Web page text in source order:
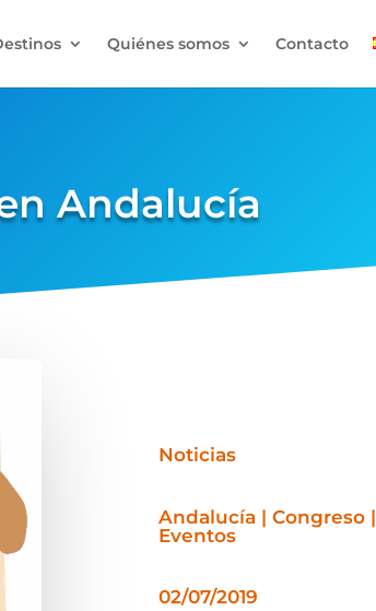
Quiénes somos Contacto
Andalucía
Noticias
Andalucía | Congreso |
Eventos
02/07/2019